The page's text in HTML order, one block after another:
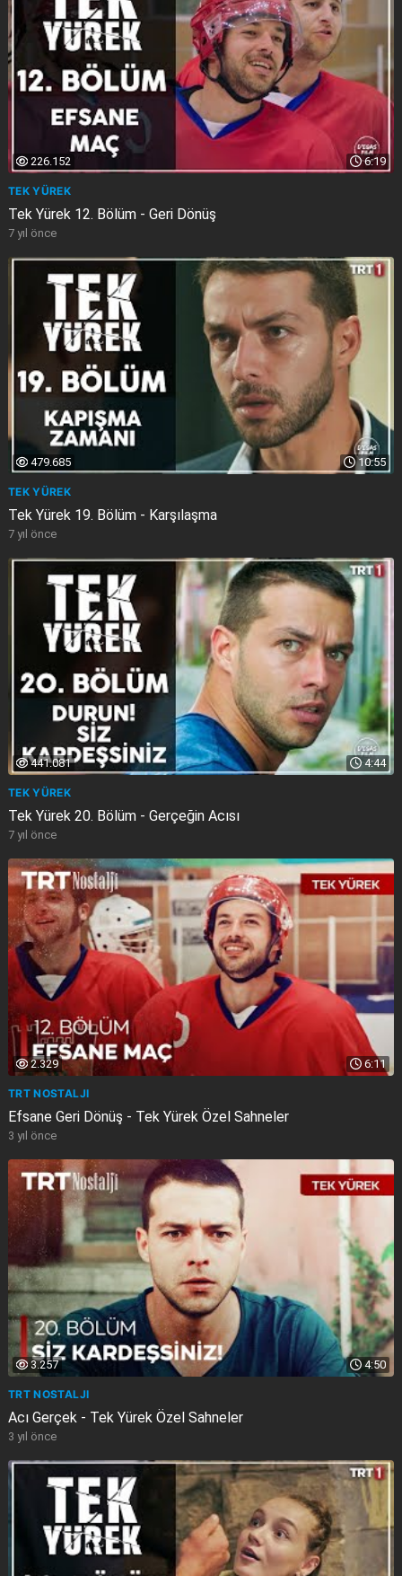
6:19
226.152
TEK YÜREK
Tek Yürek 12. Bölüm - Geri Dönüş
7 yıl önce
10:55
479.685
TEK YÜREK
Tek Yürek 19. Bölüm - Karşılaşma
7 yıl önce
4:44
441.081
TEK YÜREK
Tek Yürek 20. Bölüm - Gerçeğin Acısı
7 yıl önce
6:11
2.329
TRT NOSTALJI
Efsane Geri Dönüş - Tek Yürek Özel Sahneler
3 yıl önce
4:50
3.257
TRT NOSTALJI
Acı Gerçek - Tek Yürek Özel Sahneler
3 yıl önce